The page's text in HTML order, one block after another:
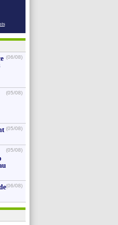
(06/08)
(05/08)
(05/08)
(05/08)
(06/08)